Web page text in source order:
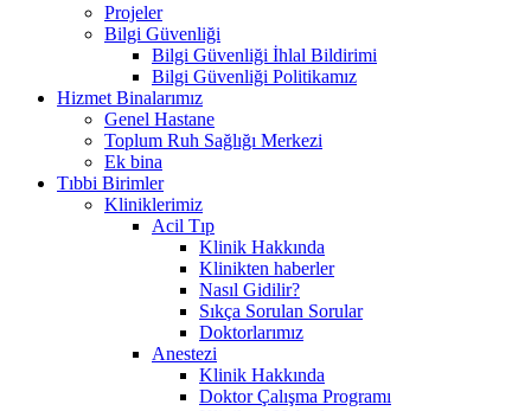
Projeler
Bilgi Güvenliği
Bilgi Güvenliği İhlal Bildirimi
Bilgi Güvenliği Politikamız
Hizmet Binalarımız
Genel Hastane
Toplum Ruh Sağlığı Merkezi
Ek bina
Tıbbi Birimler
Kliniklerimiz
Acil Tıp
Klinik Hakkında
Klinikten haberler
Nasıl Gidilir?
Sıkça Sorulan Sorular
Doktorlarımız
Anestezi
Klinik Hakkında
Doktor Çalışma Programı